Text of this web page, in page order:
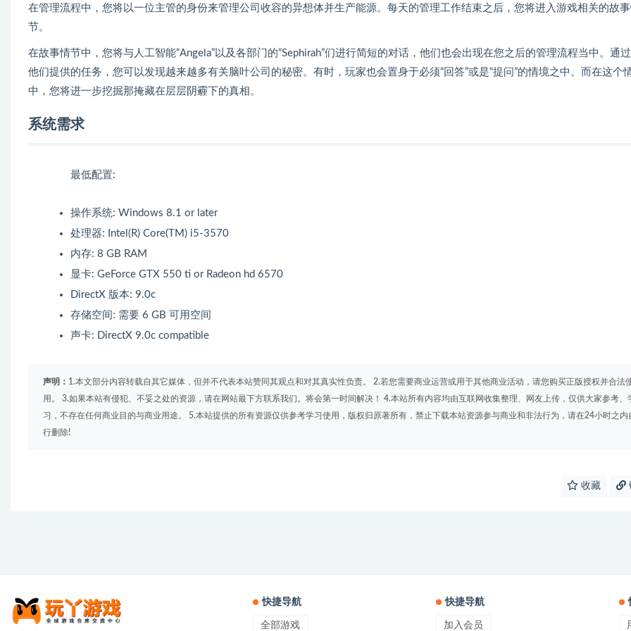
在管理流程中，您将以一位主管的身份来管理公司收容的异想体并生产能源。每天的管理工作结束之后，您将进入游戏相关的故
节。
在故事情节中，您将与人工智能“Angela”以及各部门的“Sephirah”们进行简短的对话，他们也会出现在您之后的管理流程当中。通
他们提供的任务，您可以发现越来越多有关脑叶公司的秘密。有时，玩家也会置身于必须“回答”或是“提问”的情境之中。而在这个
中，您将进一步挖掘那掩藏在层层阴霾下的真相。
系统需求
最低配置:
操作系统: Windows 8.1 or later
处理器: Intel(R) Core(TM) i5-3570
内存: 8 GB RAM
显卡: GeForce GTX 550 ti or Radeon hd 6570
DirectX 版本: 9.0c
存储空间: 需要 6 GB 可用空间
声卡: DirectX 9.0c compatible
声明： 1.本文部分内容转载自其它媒体，但并不代表本站赞同其观点和对其真实性负责。 2.若您需要商业运营或用于其他商业活动，请您购买正版授权并合法
用。 3.如果本站有侵犯、不妥之处的资源，请在网站最下方联系我们。将会第一时间解决！ 4.本站所有内容均由互联网收集整理、网友上传，仅供大家参考、
习，不存在任何商业目的与商业用途。 5.本站提供的所有资源仅供参考学习使用，版权归原著所有，禁止下载本站资源参与商业和非法行为，请在24小时之内
行删除!
收藏
快捷导航
全部游戏
快捷导航
加入会员